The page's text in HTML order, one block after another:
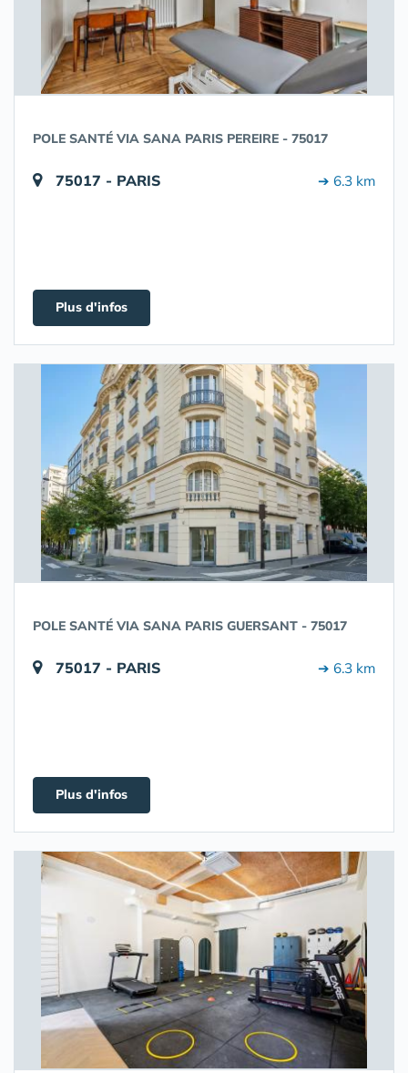
POLE SANTÉ VIA SANA PARIS PEREIRE - 75017
75017 - PARIS ➔ 6.3 km
Plus d'infos
POLE SANTÉ VIA SANA PARIS GUERSANT - 75017
75017 - PARIS ➔ 6.3 km
Plus d'infos